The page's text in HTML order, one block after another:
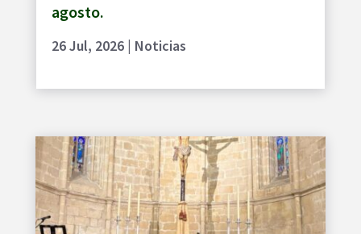
agosto.
26 Jul, 2026| Noticias